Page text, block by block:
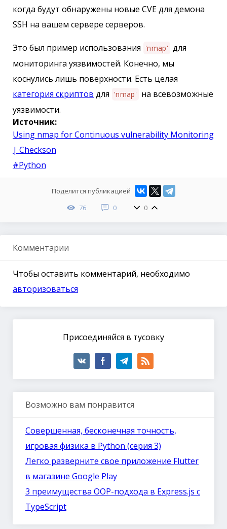
когда будут обнаружены новые CVE для демона
SSH на вашем сервере серверов.
Это был пример использования 'nmap' для
мониторинга уязвимостей. Конечно, мы
коснулись лишь поверхности. Есть целая
категория скриптов для 'nmap' на всевозможные
уязвимости.
Источник:
Using nmap for Continuous vulnerability Monitoring
| Checkson
#Python
Поделится публикацией
76
0 0
Комментарии
Чтобы оставить комментарий, необходимо
авторизоваться
Присоединяйся в тусовку
Возможно вам понравится
Совершенная, бесконечная точность,
игровая физика в Python (серия 3)
Легко разверните свое приложение Flutter
в магазине Google Play
3 преимущества OOP-подхода в Express.js с
TypeScript